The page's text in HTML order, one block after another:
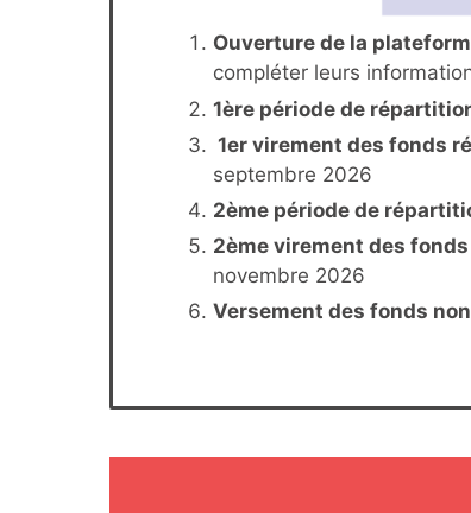
Ouverture de la
compléter leurs
1ère période de
1er virement des fonds
septembre 2026
2ème période de
2ème virement des
novembre 2026
Versement des fonds